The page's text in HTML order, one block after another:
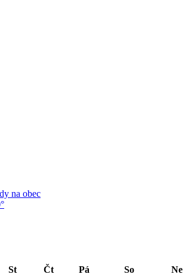
na obec
St Čt Pá So Ne